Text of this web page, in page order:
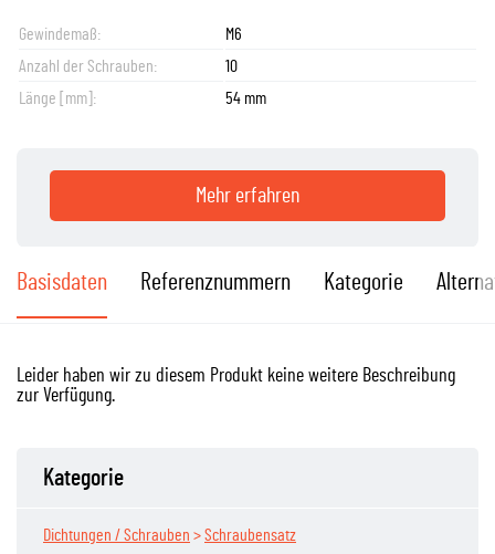
Gewindemaß:
M6
Anzahl der Schrauben:
10
Länge [mm]:
54 mm
Mehr erfahren
Basisdaten Referenznummern Kategorie
Leider haben wir zu diesem Produkt keine weitere Beschreibung
zur Verfügung.
Kategorie
Dichtungen / Schrauben >Schraubensatz